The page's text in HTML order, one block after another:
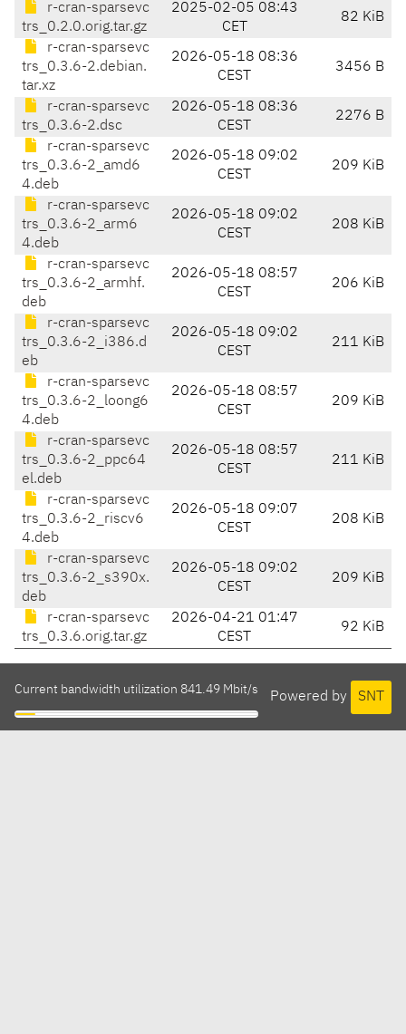
r-cran-sparsevc
trs_0.2.0.orig.tar.gz
2025-02-05 08:43
CET
82 KiB
r-cran-sparsevc
trs_0.3.6-2.debian.
tar.xz
2026-05-18 08:36
CEST
3456 B
r-cran-sparsevc
trs_0.3.6-2.dsc
2026-05-18 08:36
CEST
2276 B
r-cran-sparsevc
trs_0.3.6-2_amd6
4.deb
2026-05-18 09:02
CEST
209 KiB
r-cran-sparsevc
trs_0.3.6-2_arm6
4.deb
2026-05-18 09:02
CEST
208 KiB
r-cran-sparsevc
trs_0.3.6-2_armhf.
deb
2026-05-18 08:57
CEST
206 KiB
r-cran-sparsevc
trs_0.3.6-2_i386.d
eb
2026-05-18 09:02
CEST
211 KiB
r-cran-sparsevc
trs_0.3.6-2_loong6
4.deb
2026-05-18 08:57
CEST
209 KiB
r-cran-sparsevc
trs_0.3.6-2_ppc64
el.deb
2026-05-18 08:57
CEST
211 KiB
r-cran-sparsevc
trs_0.3.6-2_riscv6
4.deb
2026-05-18 09:07
CEST
208 KiB
r-cran-sparsevc
trs_0.3.6-2_s390x.
deb
2026-05-18 09:02
CEST
209 KiB
r-cran-sparsevc
trs_0.3.6.orig.tar.gz
2026-04-21 01:47
CEST
92 KiB
Powered by SNT
Current bandwidth utilization 841.49 Mbit/s